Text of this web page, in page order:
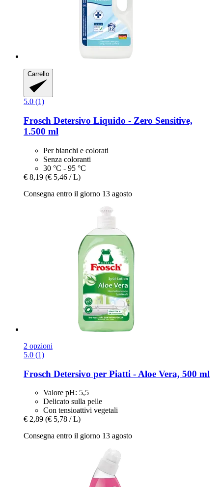
Carrello
5.0 (1)
Frosch Detersivo Liquido -​ Zero Sensitive,
1.500 ml
Per bianchi e colorati
Senza coloranti
30 °C - 95 °C
€ 8,19 (€ 5,46 / L)
Consegna entro il giorno 13 agosto
2 opzioni
5.0 (1)
Frosch Detersivo per Piatti -​ Aloe Vera, 500 ml
Valore pH: 5,5
Delicato sulla pelle
Con tensioattivi vegetali
€ 2,89 (€ 5,78 / L)
Consegna entro il giorno 13 agosto